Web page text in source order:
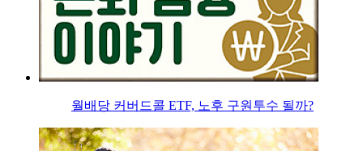
월배당 커버드콜 ETF, 노후 구원투수 될까?